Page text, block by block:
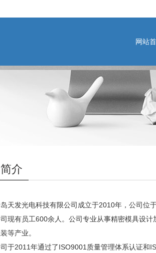
网站
介
发光电科技有限公司成立于2010年，公司位于
有员工600余人。公司专业从事精密模具设计
等产业。
2011年通过了ISO9001质量管理体系认证和